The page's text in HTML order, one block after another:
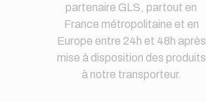
partenaire GLS, partout en
France métropolitaine et en
Europe entre 24h et 48h après
mise à disposition des produits
à notre transporteur.